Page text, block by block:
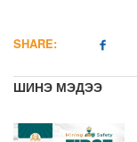
SHARE:
ШИНЭ МЭДЭЭ